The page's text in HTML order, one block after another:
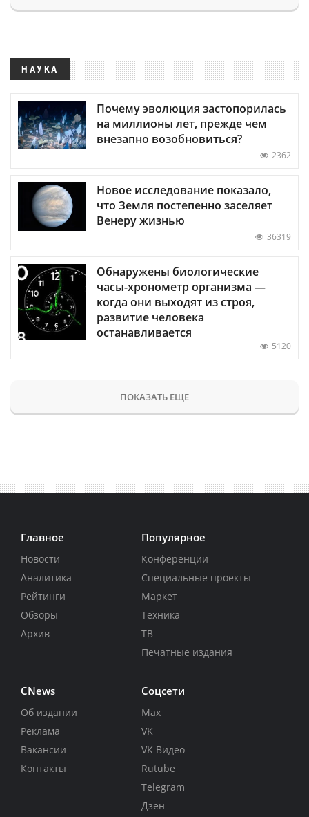
НАУКА
Почему эволюция застопорилась
на миллионы лет, прежде чем
внезапно возобновиться?
2362
Новое исследование показало,
что Земля постепенно заселяет
Венеру жизнью
36319
Обнаружены биологические
часы-хронометр организма —
когда они выходят из строя,
развитие человека
останавливается
5120
ПОКАЗАТЬ ЕЩЕ
Главное
Новости
Аналитика
Рейтинги
Обзоры
Архив
Популярное
Конференции
Специальные проекты
Маркет
Техника
ТВ
Печатные издания
CNews
Об издании
Реклама
Вакансии
Контакты
Соцсети
Max
VK
VK Видео
Rutube
Telegram
Дзен